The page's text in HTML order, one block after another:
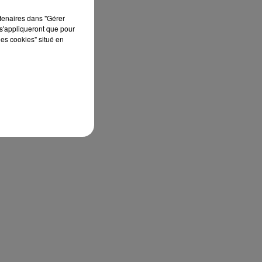
dans "Gérer
que pour
cookies" situé en